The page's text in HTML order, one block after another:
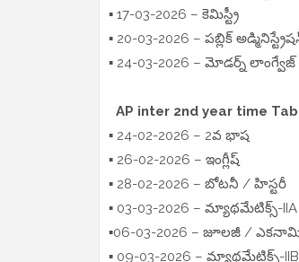
▪️ 17-03-2026 – కెమిస్ట్రీ
▪️ 20-03-2026 – పబ్లిక్
▪️ 24-03-2026 – మోడర్న్
AP inter 2nd year time
▪️ 24-02-2026 – 2వ భాష
▪️ 26-02-2026 – ఇంగ్లీష్
▪️ 28-02-2026 – బోటనీ / హిస్టరీ
▪️ 03-03-2026 – మ్యాథమేటిక్స్-
▪️06-03-2026 – జూలజీ /
▪️ 09-03-2026 – మ్యాథమేటిక్స్-IIB